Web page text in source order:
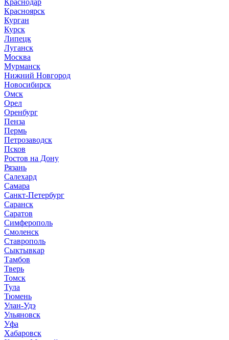
Красноярск
Курган
Курск
Липецк
Луганск
Москва
Мурманск
Нижний Новгород
Новосибирск
Омск
Орел
Оренбург
Пенза
Пермь
Петрозаводск
Псков
Ростов на Дону
Рязань
Салехард
Самара
Санкт-Петербург
Саранск
Саратов
Симферополь
Смоленск
Ставрополь
Сыктывкар
Тамбов
Тверь
Томск
Тула
Тюмень
Улан-Удэ
Ульяновск
Уфа
Хабаровск